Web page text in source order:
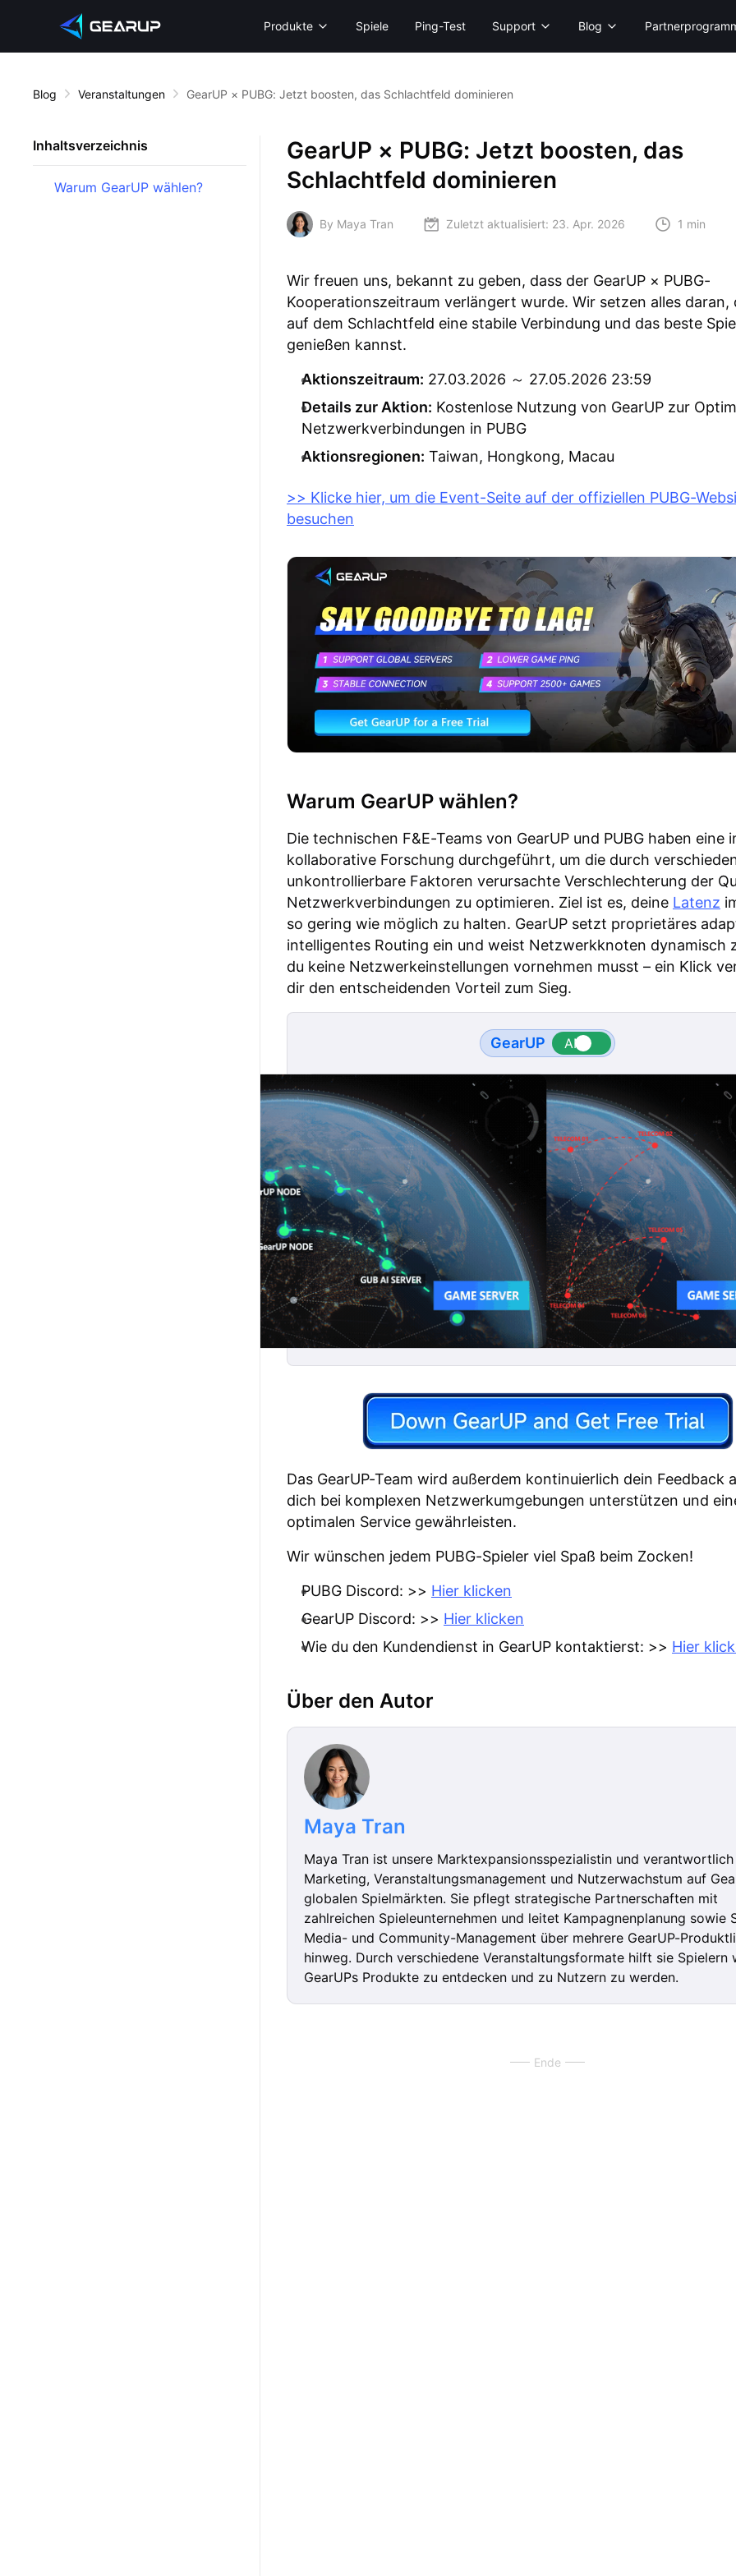
Produkte Spiele Ping-Test Support Blog
Blog Veranstaltungen GearUP × PUBG: Jetzt boosten, das Schlachtfeld dominieren
Inhaltsverzeichnis
Warum GearUP wählen?
GearUP × PUBG: Jetzt boosten, das
Schlachtfeld dominieren
By Maya Tran Zuletzt aktualisiert: 23. Apr. 2026 1 min
Wir freuen uns, bekannt zu geben, dass der GearUP × PUBG-
Kooperationszeitraum verlängert wurde. Wir setzen alles daran,
auf dem Schlachtfeld eine stabile Verbindung und das beste
genießen kannst.
Aktionszeitraum: 27.03.2026 ～ 27.05.2026 23:59
Details zur Aktion: Kostenlose Nutzung von GearUP zur
Netzwerkverbindungen in PUBG
Aktionsregionen: Taiwan, Hongkong, Macau
>> Klicke hier, um die Event-Seite auf der offiziellen PUBG-
besuchen
Warum GearUP wählen?
Die technischen F&E-Teams von GearUP und PUBG haben eine
kollaborative Forschung durchgeführt, um die durch
unkontrollierbare Faktoren verursachte Verschlechterung der
Netzwerkverbindungen zu optimieren. Ziel ist es, deine Latenz
so gering wie möglich zu halten. GearUP setzt proprietäres
intelligentes Routing ein und weist Netzwerkknoten dynamisch
du keine Netzwerkeinstellungen vornehmen musst – ein Klick
dir den entscheidenden Vorteil zum Sieg.
GearUP
Das GearUP-Team wird außerdem kontinuierlich dein Feedback
dich bei komplexen Netzwerkumgebungen unterstützen und
optimalen Service gewährleisten.
Wir wünschen jedem PUBG-Spieler viel Spaß beim Zocken!
PUBG Discord: >> Hier klicken
GearUP Discord: >> Hier klicken
Wie du den Kundendienst in GearUP kontaktierst: >> Hier
Über den Autor
Maya Tran
Maya Tran ist unsere Marktexpansionsspezialistin und
Marketing, Veranstaltungsmanagement und Nutzerwachstum auf
globalen Spielmärkten. Sie pflegt strategische Partnerschaften mit
zahlreichen Spieleunternehmen und leitet Kampagnenplanung sowie
Media- und Community-Management über mehrere GearUP-
hinweg. Durch verschiedene Veranstaltungsformate hilft sie Spielern
GearUPs Produkte zu entdecken und zu Nutzern zu werden.
Ende